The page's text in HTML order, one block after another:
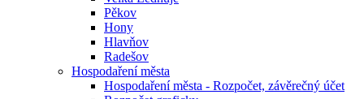
Pěkov
Hony
Hlavňov
Radešov
Hospodaření města
Hospodaření města - Rozpočet, závěrečný účet